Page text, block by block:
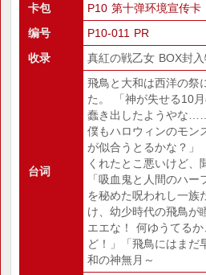
卡包
P10 第十弹环境宣传卡
编号
P10-011 PR
收录
真紅の戦乙女 BOX封
台词
飛鳥と大和は西洋の祭
た。 「神が失せる10
蠢き出したようやな
僕もハロウィンのモン
が似合うとるかな？」
くれたとこ悪いけど、
「吸血鬼と人間のハ
を秘めた呪われし一族
け、幼少時代の飛鳥が
エエな！ 何ゆうてる
ど！」「飛鳥にはまだ
和の神無月～